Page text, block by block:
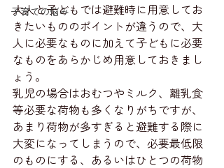
子育ての悩み
大人と子どもでは避難時に用意してお
きたいもののポイントが違うので、大
人に必要なものに加えて子どもに必要
なものをあらかじめ用意しておきまし
ょう。
乳児の場合はおむつやミルク、離乳食
等必要な荷物も多くなりがちですが、
あまり荷物が多すぎると避難する際に
大変になってしまうので、必要最低限
のものにする、あるいはひとつの荷物